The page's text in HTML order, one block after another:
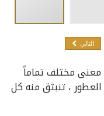
التالي
معنى مختلف تماماً
، تنبثق منه كل